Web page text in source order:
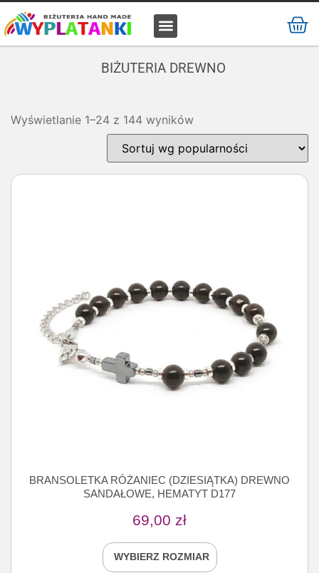
BIŻUTERIA DREWNO
Wyświetlanie 1–24 z 144 wyników
BRANSOLETKA RÓŻANIEC (DZIESIĄTKA) DREWNO
SANDAŁOWE, HEMATYT D177
69,00 zł
WYBIERZ ROZMIAR